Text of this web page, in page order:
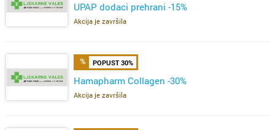
UPAP dodaci prehrani -15%
Akcija je završila
POPUST 30%
Hamapharm Collagen -30%
Akcija je završila